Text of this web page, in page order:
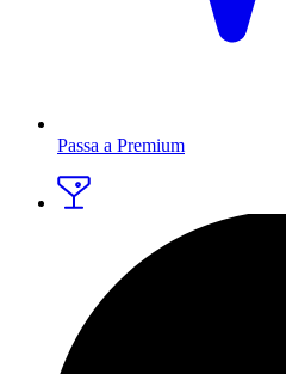
Passa a Premium